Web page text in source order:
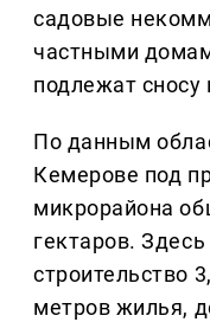
садовые
частными
подлежат сносу
По данным
Кемерове под
микрорайона
гектаров.
строительство
метров жилья,